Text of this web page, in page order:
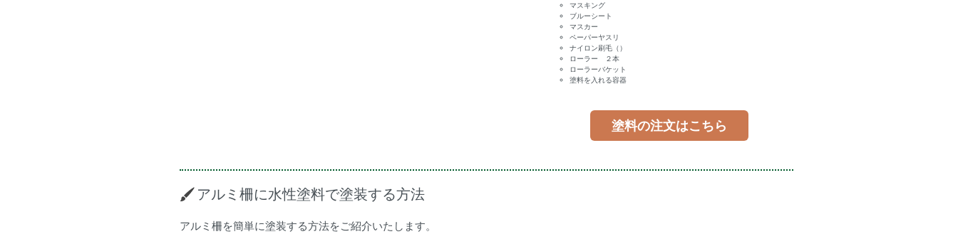
マスキング
ブルーシート
マスカー
ペーパーヤスリ
ナイロン刷毛（）
ローラー ２本
ローラーバケット
塗料を入れる容器
塗料の注文はこちら
アルミ柵に水性塗料で塗装する方法
アルミ柵を簡単に塗装する方法をご紹介いたします。